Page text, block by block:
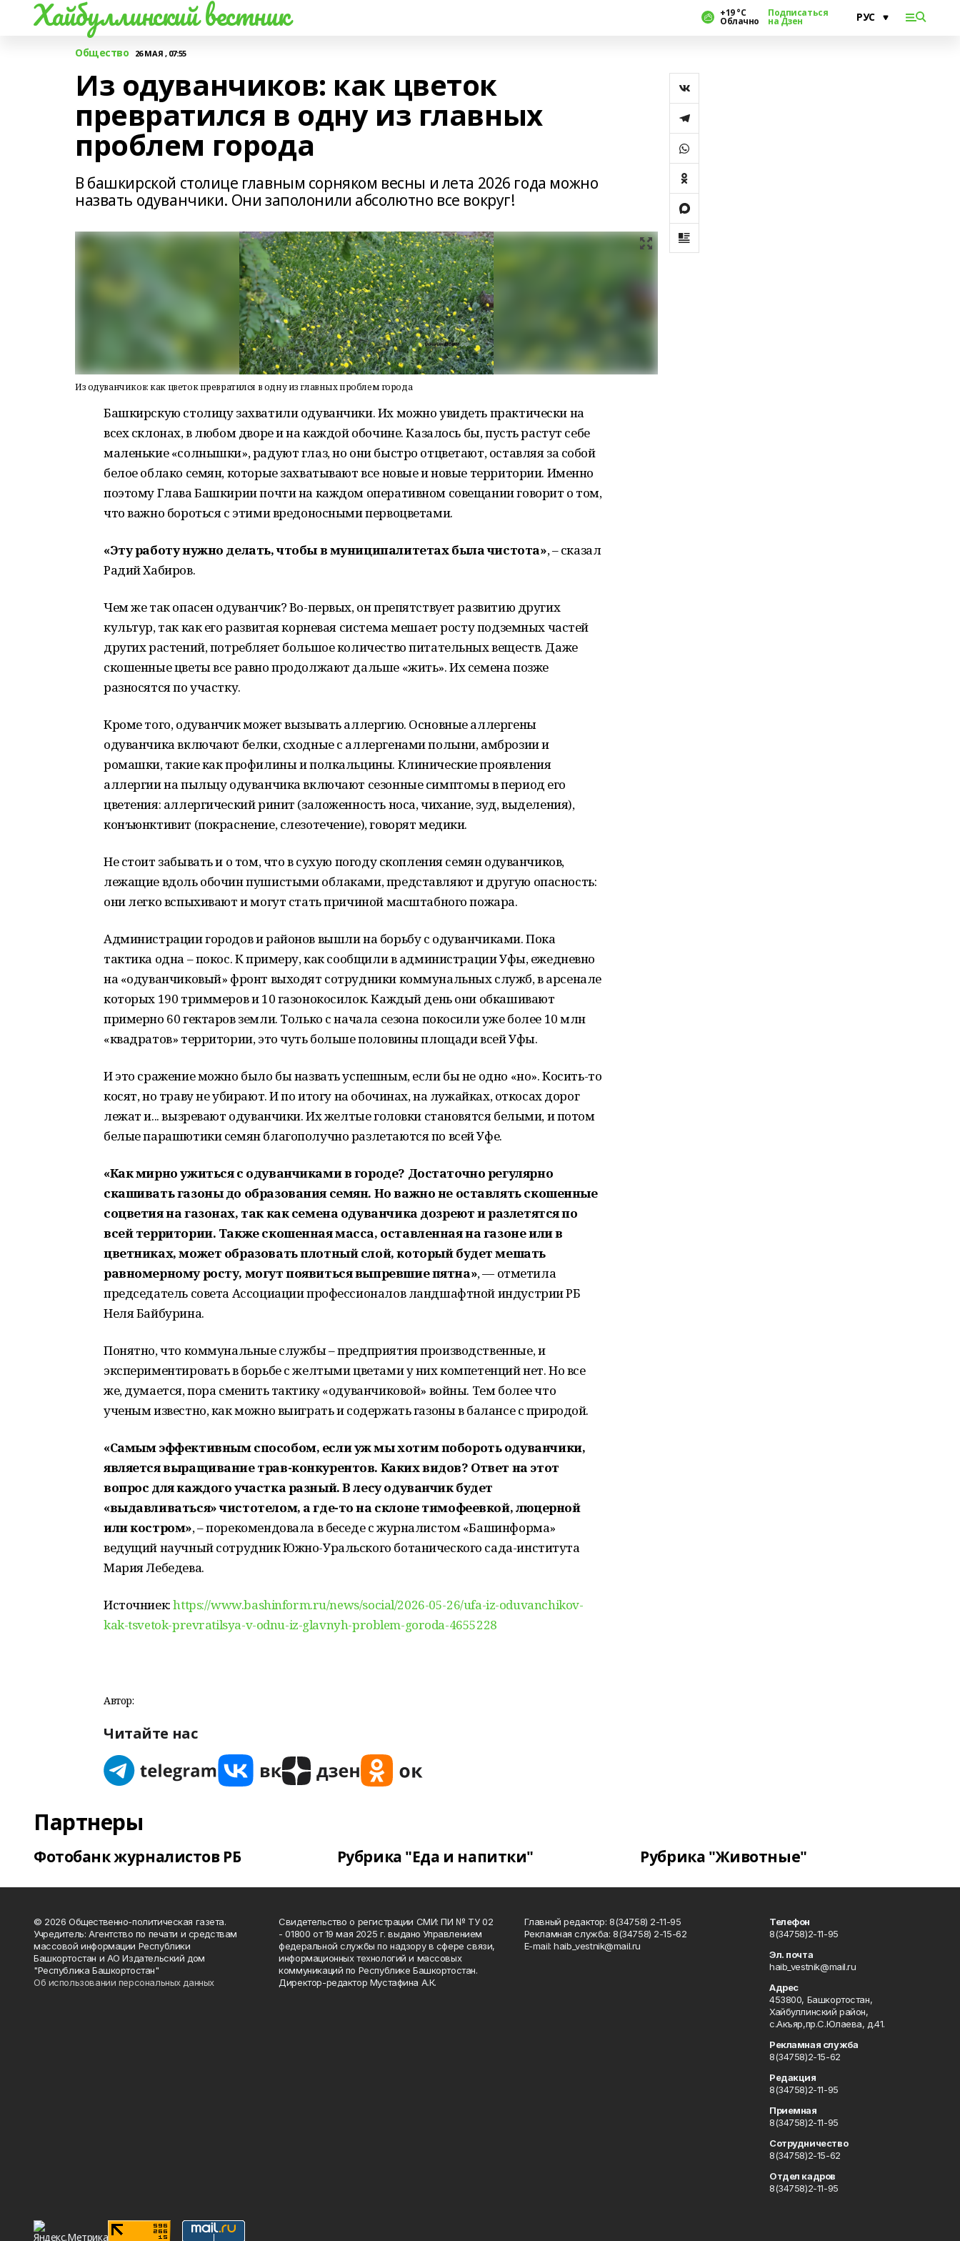
Хайбуллинский вестник +19 °С
Облачно
Подписаться
на Дзен
Общество 26 МАЯ , 07:55
Из одуванчиков: как цветок
превратился в одну из главных
проблем города
В башкирской столице главным сорняком весны и лета 2026 года можно
назвать одуванчики. Они заполонили абсолютно все вокруг!
Из одуванчиков: как цветок превратился в одну из главных проблем города
Башкирскую столицу захватили одуванчики. Их можно увидеть практически на
всех склонах, в любом дворе и на каждой обочине. Казалось бы, пусть растут себе
маленькие «солнышки», радуют глаз, но они быстро отцветают, оставляя за собой
белое облако семян, которые захватывают все новые и новые территории. Именно
поэтому Глава Башкирии почти на каждом оперативном совещании говорит о том,
что важно бороться с этими вредоносными первоцветами.
«Эту работу нужно делать, чтобы в муниципалитетах была чистота», – сказал
Радий Хабиров.
Чем же так опасен одуванчик? Во-первых, он препятствует развитию других
культур, так как его развитая корневая система мешает росту подземных частей
других растений, потребляет большое количество питательных веществ. Даже
скошенные цветы все равно продолжают дальше «жить». Их семена позже
разносятся по участку.
Кроме того, одуванчик может вызывать аллергию. Основные аллергены
одуванчика включают белки, сходные с аллергенами полыни, амброзии и
ромашки, такие как профилины и полкальцины. Клинические проявления
аллергии на пыльцу одуванчика включают сезонные симптомы в период его
цветения: аллергический ринит (заложенность носа, чихание, зуд, выделения),
конъюнктивит (покраснение, слезотечение), говорят медики.
Не стоит забывать и о том, что в сухую погоду скопления семян одуванчиков,
лежащие вдоль обочин пушистыми облаками, представляют и другую опасность:
они легко вспыхивают и могут стать причиной масштабного пожара.
Администрации городов и районов вышли на борьбу с одуванчиками. Пока
тактика одна – покос. К примеру, как сообщили в администрации Уфы, ежедневно
на «одуванчиковый» фронт выходят сотрудники коммунальных служб, в арсенале
которых 190 триммеров и 10 газонокосилок. Каждый день они обкашивают
примерно 60 гектаров земли. Только с начала сезона покосили уже более 10 млн
«квадратов» территории, это чуть больше половины площади всей Уфы.
И это сражение можно было бы назвать успешным, если бы не одно «но». Косить-то
косят, но траву не убирают. И по итогу на обочинах, на лужайках, откосах дорог
лежат и... вызревают одуванчики. Их желтые головки становятся белыми, и потом
белые парашютики семян благополучно разлетаются по всей Уфе.
«Как мирно ужиться с одуванчиками в городе? Достаточно регулярно
скашивать газоны до образования семян. Но важно не оставлять скошенные
соцветия на газонах, так как семена одуванчика дозреют и разлетятся по
всей территории. Также скошенная масса, оставленная на газоне или в
цветниках, может образовать плотный слой, который будет мешать
равномерному росту, могут появиться выпревшие пятна», — отметила
председатель совета Ассоциации профессионалов ландшафтной индустрии РБ
Неля Байбурина.
Понятно, что коммунальные службы – предприятия производственные, и
экспериментировать в борьбе с желтыми цветами у них компетенций нет. Но все
же, думается, пора сменить тактику «одуванчиковой» войны. Тем более что
ученым известно, как можно выиграть и содержать газоны в балансе с природой.
«Самым эффективным способом, если уж мы хотим побороть одуванчики,
является выращивание трав-конкурентов. Каких видов? Ответ на этот
вопрос для каждого участка разный. В лесу одуванчик будет
«выдавливаться» чистотелом, а где-то на склоне тимофеевкой, люцерной
или костром», – порекомендовала в беседе с журналистом «Башинформа»
ведущий научный сотрудник Южно-Уральского ботанического сада-института
Мария Лебедева.
Источниек:https://www.bashinform.ru/news/social/2026-05-26/ufa-iz-oduvanchikov-
kak-tsvetok-prevratilsya-v-odnu-iz-glavnyh-problem-goroda-4655228
Автор:
Читайте нас
Партнеры
Фотобанк журналистов РБ Рубрика "Еда и напитки" Рубрика "Животные"
© 2026 Общественно-политическая газета.
Учредитель: Агентство по печати и средствам
массовой информации Республики
Башкортостан и АО Издательский дом
"Республика Башкортостан"
Об использовании персональных данных
Свидетельство о регистрации СМИ: ПИ № ТУ 02
- 01800 от 19 мая 2025 г. выдано Управлением
федеральной службы по надзору в сфере связи,
информационных технологий и массовых
коммуникаций по Республике Башкортостан.
Директор-редактор Мустафина А.К.
Главный редактор: 8(34758) 2-11-95
Рекламная служба: 8(34758) 2-15-62
Е-mаil: haib_vestnik@mail.ru
Телефон
8(34758)2-11-95
Эл. почта
haib_vestnik@mail.ru
Адрес
453800, Башкортостан,
Хайбуллинский район,
с.Акъяр,пр.С.Юлаева, д.41.
Рекламная служба
8(34758)2-15-62
Редакция
8(34758)2-11-95
Приемная
8(34758)2-11-95
Сотрудничество
8(34758)2-15-62
Отдел кадров
8(34758)2-11-95